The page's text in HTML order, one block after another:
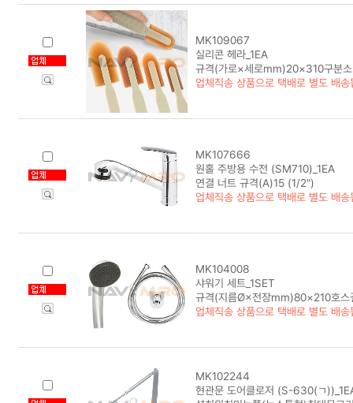
MK109067
실리콘 헤라_1EA
규격(가로×세로mm)20×310구분소
업체직송 상품으로 택배로 별도 배송
MK107666
원홀 주방용 수전 (SM710)_1EA
연결 너트 규격(A)15 (1/2")
업체직송 상품으로 택배로 별도 배송
MK104008
샤워기 세트_1SET
규격(지름Ø×전장mm)80×210호스
업체직송 상품으로 택배로 별도 배송
MK102244
현관문 도어클로저 (S-630(ㄱ